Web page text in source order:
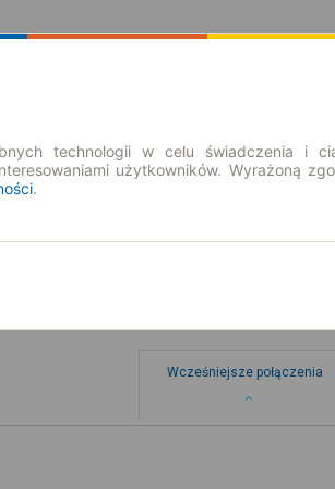
Wcześniejsze połączenia
technologii w celu świadczenia i
użytkowników. Wyrażoną
.